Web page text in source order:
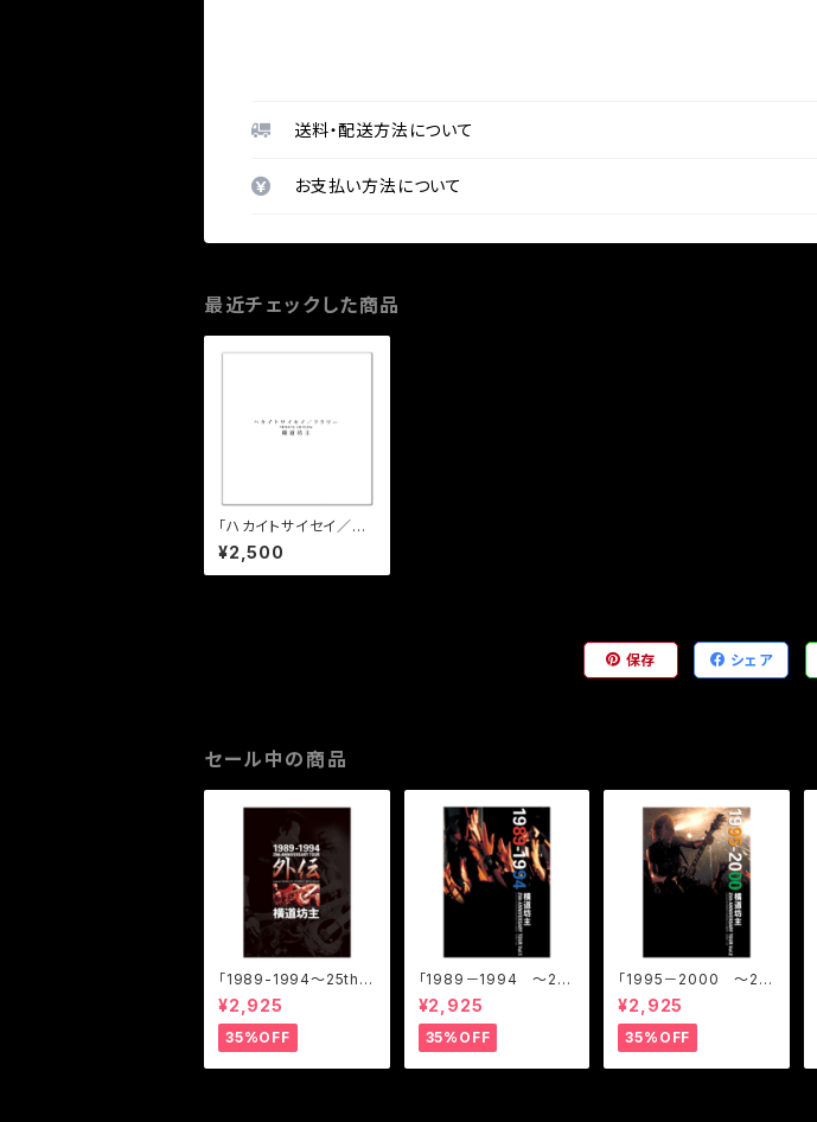
送料・配送方法について
お支払い方法について
最近チェックした商品
「ハカイトサイセイ／フ
ラワー TRIBUTE EDI
TION」
¥2,500
保存 シェア
セール中の商品
「1989-1994～25th A
NNIVERSARY TOUR
外伝」(LIVE DVD)
¥2,925
35%OFF
「1989－1994 ～25t
h ANNIVERSARY TO
UR Vol.1」(LIVE DVD)
¥2,925
35%OFF
「1995－2000 ～25t
h ANNIVERSARY TO
UR Vol.2」(LIVE DVD)
¥2,925
35%OFF